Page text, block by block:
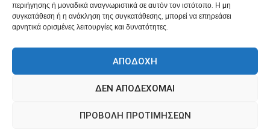
περιήγησης ή μοναδικά αναγνωριστικά σε αυτόν τον ιστότοπο. Η μη
συγκατάθεση ή η ανάκληση της συγκατάθεσης, μπορεί να επηρεάσει
αρνητικά ορισμένες λειτουργίες και δυνατότητες.
ΑΠΟΔΟΧΉ
ΔΕΝ ΑΠΟΔΈΧΟΜΑΙ
ΠΡΟΒΟΛΉ ΠΡΟΤΙΜΉΣΕΩΝ
Δευ. - Παρ. 08:00 - 20:00
gowithraw.gr © 2020 | Powered by